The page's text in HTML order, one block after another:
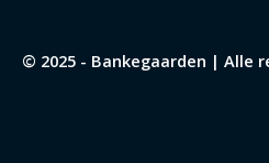
© 2025 - Bankegaarden | Alle